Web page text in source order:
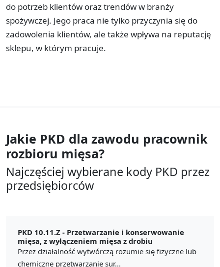
do potrzeb klientów oraz trendów w branży
spożywczej. Jego praca nie tylko przyczynia się do
zadowolenia klientów, ale także wpływa na reputację
sklepu, w którym pracuje.
Jakie PKD dla zawodu pracownik
rozbioru mięsa?
Najczęściej wybierane kody PKD przez
przedsiębiorców
PKD 10.11.Z - Przetwarzanie i konserwowanie
mięsa, z wyłączeniem mięsa z drobiu
Przez działalność wytwórczą rozumie się fizyczne lub
chemiczne przetwarzanie sur...